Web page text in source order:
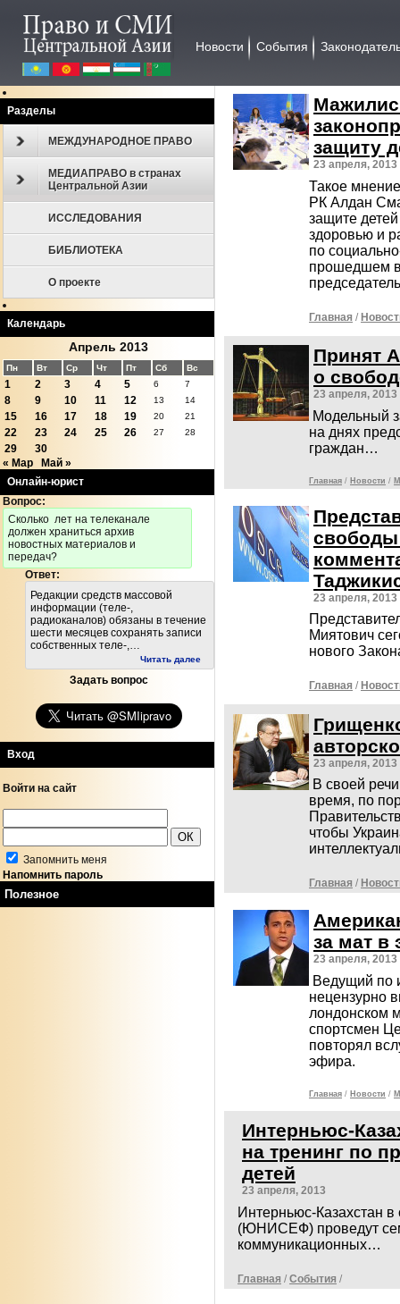
Новости События
Разделы
МЕЖДУНАРОДНОЕ ПРАВО
МЕДИАПРАВО в странах
Центральной Азии
ИССЛЕДОВАНИЯ
БИБЛИОТЕКА
О проекте
Календарь
Апрель 2013
Пн Вт Ср Чт Пт Сб Вс
1 2 3 4 5 6 7
8 9 10 11 12 13 14
15 16 17 18 19 20 21
22 23 24 25 26 27 28
29
30
« Мар
Май »
Онлайн-юрист
Вопрос:
Cколько лет на телеканале
должен храниться архив
новостных материалов и
передач?
Ответ:
Редакции средств массовой
информации (теле-,
радиоканалов) обязаны в течение
шести месяцев сохранять записи
собственных теле-,…
Читать далее
Задать вопрос
Вход
Войти на сайт
Запомнить меня
Напомнить пароль
Полезное
защиту
23 апреля, 2013
Такое
РК Алдан
защите
здоровью и
по
прошедшем
Главная /
Принят
о
23 апреля, 2013
Модельный
на днях
граждан…
Главная / Новости /
23 апреля, 2013
Миятович
нового
Главная /
23 апреля, 2013
В своей
время, по
чтобы
Главная /
за мат в
23 апреля, 2013
Ведущий по
нецензурно
лондонском
спортсмен
повторял
эфира.
Главная / Новости /
Интерньюс-
на тренинг по
детей
23 апреля, 2013
Интерньюс-Казахстан
(ЮНИСЕФ) проведут
коммуникационных…
Главная / События /